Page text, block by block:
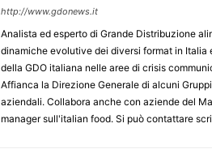
http://www.gdonews.it
Analista ed esperto di Grande Distribuzione
dinamiche evolutive dei diversi format in Italia
della GDO italiana nelle aree di crisis
Affianca la Direzione Generale di alcuni
aziendali. Collabora anche con aziende del
manager sull'italian food. Si può contattare